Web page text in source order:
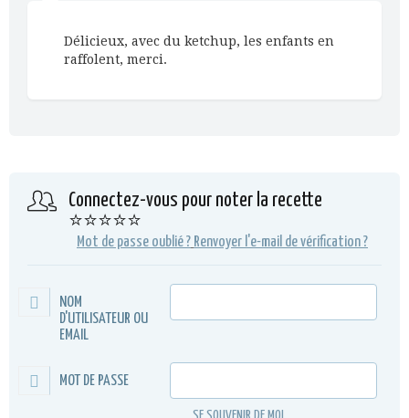
Délicieux, avec du ketchup, les enfants en
raffolent, merci.
Connectez-vous pour noter la recette
⭐⭐⭐⭐⭐
Mot de passe oublié ? Renvoyer l'e-mail de vérification ?
NOM
D'UTILISATEUR OU
EMAIL
MOT DE PASSE